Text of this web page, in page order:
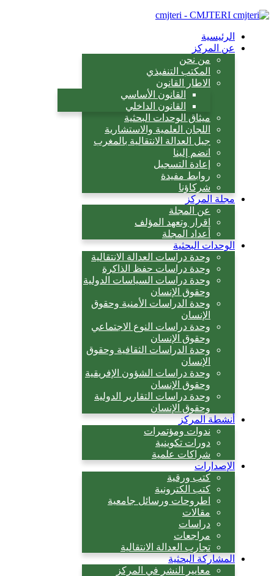
cmjteri - CMJTERI
الرئيسية
عن المركز
من نحن
المكتب التنفيذي
الاطار القانون
القانون الأساسي
القانون الداخلي
ميثاق الوحدات البحثية
اللجان العلمية والاستشارية
جيل العدالة الانتقالية بالمغرب
انضم إلينا
إعادة التسجيل
روابط مفيدة
شركاؤنا
مجلة المركز
عن المجلة
اقرار وتعهد المؤلف
أعداد المجلة
الوحدات البحثية
وحدة دراسات العدالة الانتقالية
وحدة دراسات حفظ الذاكرة
وحدة دراسات السياسات الدولية
وحقوق الإنسان
وحدة الدراسات الأمنية وحقوق
الإنسان
وحدة دراسات النوع الاجتماعي
وحقوق الإنسان
وحدة الدراسات الثقافية وحقوق
الإنسان
وحدة دراسات الشؤون الإفريقية
وحقوق الإنسان
وحدة دراسات التقارير الدولية
وحقوق الإنسان
أنشطة المركز
ندوات ومؤتمرات
دورات تكوينية
شراكات علمية
الإصدارات
كتب ورقية
كتب الكترونية
اطروحات ورسائل جامعية
مقالات
دراسات
مراجعات
تجارب العدالة الانتقالية
المشاركة البحثية
معايير النشر في المركز